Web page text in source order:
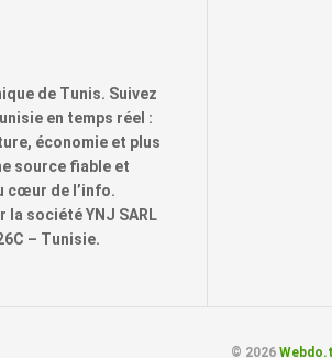
de Tunis. Suivez
en temps réel :
économie et plus
source fiable et
cœur de l’info.
la société YNJ SARL
– Tunisie.
© 2026